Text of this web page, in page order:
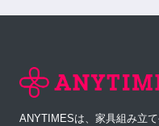
ANYTIMESは、家具組み立